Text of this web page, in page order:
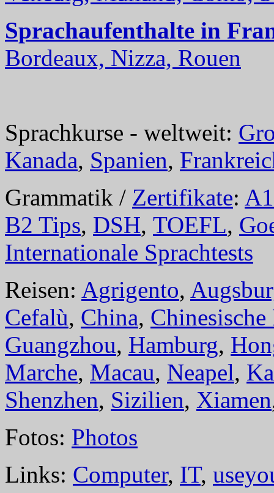
Sprachaufenthalte in
Bordeaux, Nizza, Rouen
Sprachkurse - weltweit:
Kanada, Spanien,
Grammatik / Zertifikate: A1
B2 Tips, DSH, TOEFL,
Internationale Sprachtests
Reisen: Agrigento,
Cefalù, China, Chinesische
Guangzhou, Hamburg,
Marche, Macau, Neapel,
Shenzhen, Sizilien, Xiamen
Fotos: Photos
Links: Computer, IT,